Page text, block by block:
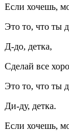
Если хочешь,
Это то, что ты
Д-до, детка,
Сделай все
Это то, что ты
Ди-ду, детка.
Если хочешь,